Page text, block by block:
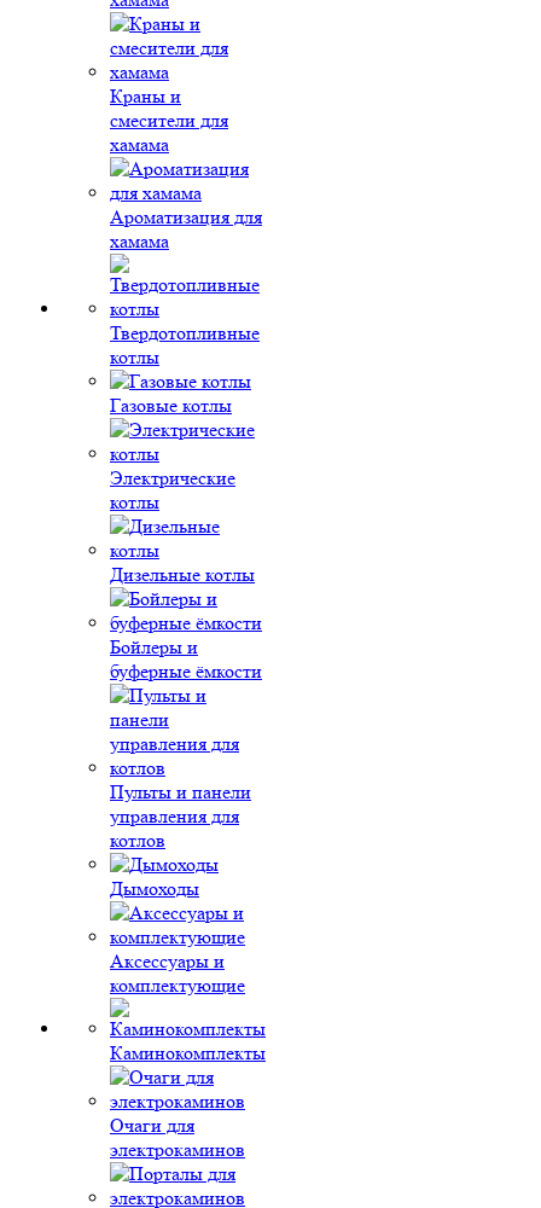
Краны и
смесители для
хамама
Ароматизация для
хамама
Твердотопливные
котлы
Газовые котлы
Электрические
котлы
Дизельные котлы
Бойлеры и
буферные ёмкости
Пульты и панели
управления для
котлов
Дымоходы
Аксессуары и
комплектующие
Каминокомплекты
Очаги для
электрокаминов